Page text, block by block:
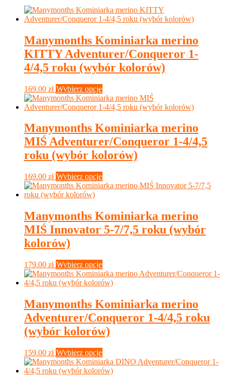
Manymonths Kominiarka merino
KITTY Adventurer/Conqueror 1-
4/4,5 roku (wybór kolorów)
169.00 zł Wybierz opcje
produkt
ma
wariantów.
Opcje
można
wybrać
na
stronie
Manymonths Kominiarka merino
MIŚ Adventurer/Conqueror 1-4/4,5
roku (wybór kolorów)
169.00 zł Wybierz opcje
produkt
wariantów.
Opcje
można
Manymonths Kominiarka merino
MIŚ Innovator 5-7/7,5 roku (wybór
kolorów)
179.00 zł Wybierz opcje
produkt
ma
wariantów.
Opcje
można
wybrać
na
Manymonths Kominiarka merino
Adventurer/Conqueror 1-4/4,5 roku
(wybór kolorów)
159.00 zł Wybierz opcje
produkt
ma